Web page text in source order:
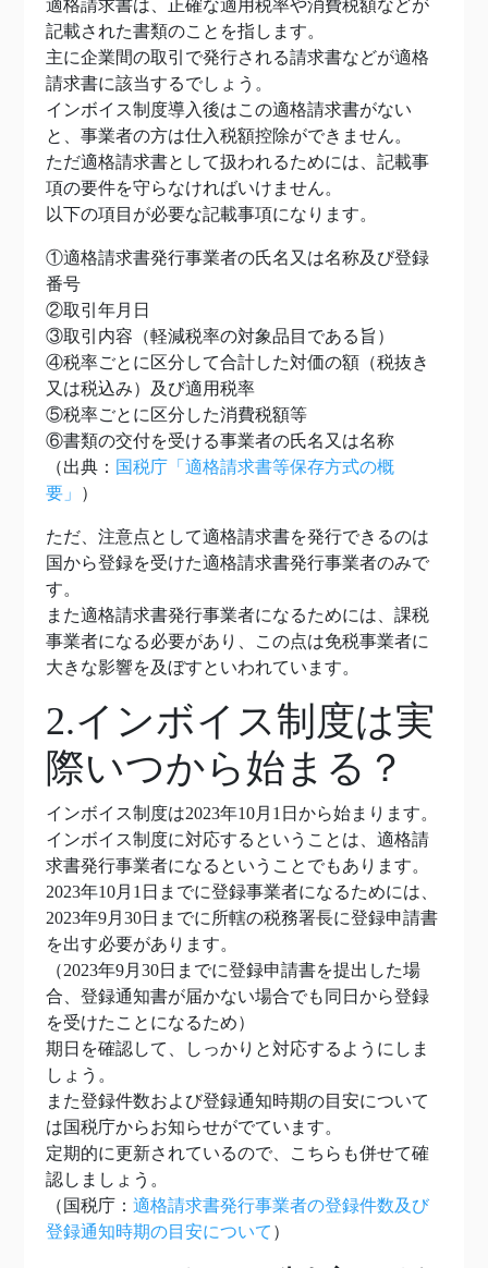
適格請求書は、正確な適用税率や消費税額などが
記載された書類のことを指します。
主に企業間の取引で発行される請求書などが適格
請求書に該当するでしょう。
インボイス制度導入後はこの適格請求書がない
と、事業者の方は仕入税額控除ができません。
ただ適格請求書として扱われるためには、記載事
項の要件を守らなければいけません。
以下の項目が必要な記載事項になります。
①適格請求書発行事業者の氏名又は名称及び登録
番号
②取引年月日
③取引内容（軽減税率の対象品目である旨）
④税率ごとに区分して合計した対価の額（税抜き
又は税込み）及び適用税率
⑤税率ごとに区分した消費税額等
⑥書類の交付を受ける事業者の氏名又は名称
（出典： 国税庁「適格請求書等保存方式の概
要」
）
ただ、注意点として適格請求書を発行できるのは
国から登録を受けた適格請求書発行事業者のみで
す。
また適格請求書発行事業者になるためには、課税
事業者になる必要があり、この点は免税事業者に
大きな影響を及ぼすといわれています。
2.インボイス制度は実
際いつから始まる？
インボイス制度は2023年10月1日から始まります。
インボイス制度に対応するということは、適格請
求書発行事業者になるということでもあります。
2023年10月1日までに登録事業者になるためには、
2023年9月30日までに所轄の税務署長に登録申請書
を出す必要があります。
（2023年9月30日までに登録申請書を提出した場
合、登録通知書が届かない場合でも同日から登録
を受けたことになるため）
期日を確認して、しっかりと対応するようにしま
しょう。
また登録件数および登録通知時期の目安について
は国税庁からお知らせがでています。
定期的に更新されているので、こちらも併せて確
認しましょう。
（国税庁： 適格請求書発行事業者の登録件数及び
登録通知時期の目安について ）